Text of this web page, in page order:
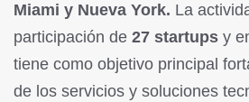
Miami y Nueva York. La
participación de 27 startups y
tiene como objetivo principal
de los servicios y soluciones